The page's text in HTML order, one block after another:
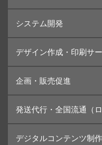
ランディングページ制作
Web分析・改善・コンサルティ
インターネット広告代行
UI・UXデザイン設計
システム開発
デザイン作成・印刷サ
カタログデザインの制作・印刷
冊子/パンフレットのデザイン制
学校・会社案内パンフレット制
高精細印刷（スブリマ印刷）
社内報
企画・販売促進
ブランディング戦略
イベント運営
コンテンツ制作
発送代行・全国流通（
デジタルコンテンツ制